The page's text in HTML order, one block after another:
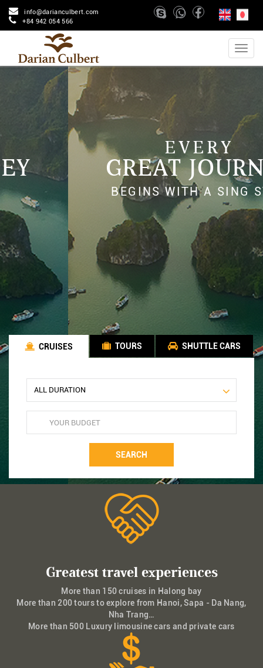
info@darianculbert.com
+84 942 054 566
EVERY
GREAT JOURNEY
BEGINS WITH A SING STEP
CRUISES TOURS SHUTTLE CARS
SEARCH
Greatest travel experiences
More than 150 cruises in Halong bay
More than 200 tours to explore from Hanoi, Sapa - Da Nang,
Nha Trang…
More than 500 Luxury limousine cars and private cars